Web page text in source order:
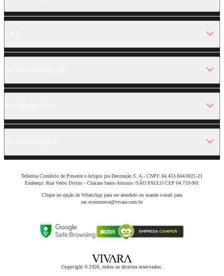
Tellerina Comércio de Presente e Artigos pra Decoração S. A.- CNPJ: 84.453.844/0021-21
Endereço: Rua Verbo Divino - Chácara Santo Antonio /SÃO PAULO CEP 04.719-901
Clique na opção de WhatsApp para ser atendido ou mande e-mail para
sac.ecommerce@vivara.com.br
Copyright © 2026, todos os direitos reservados.